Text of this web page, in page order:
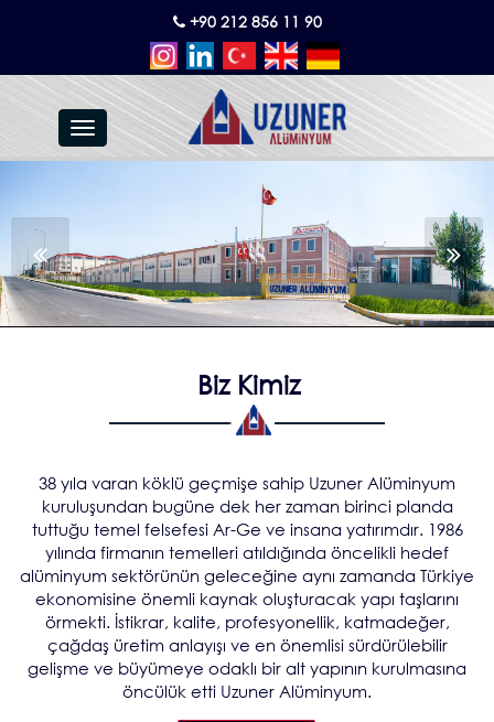
+90 212 856 11 90
Toggle
navigation
Biz Kimiz
38 yıla varan köklü geçmişe sahip Uzuner Alüminyum
kuruluşundan bugüne dek her zaman birinci planda
tuttuğu temel felsefesi Ar-Ge ve insana yatırımdır. 1986
yılında firmanın temelleri atıldığında öncelikli hedef
alüminyum sektörünün geleceğine aynı zamanda Türkiye
ekonomisine önemli kaynak oluşturacak yapı taşlarını
örmekti. İstikrar, kalite, profesyonellik, katmadeğer,
çağdaş üretim anlayışı ve en önemlisi sürdürülebilir
gelişme ve büyümeye odaklı bir alt yapının kurulmasına
öncülük etti Uzuner Alüminyum.